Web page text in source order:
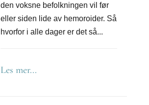
den voksne befolkningen vil før
eller siden lide av hemoroider. Så
hvorfor i alle dager er det så...
Les mer...